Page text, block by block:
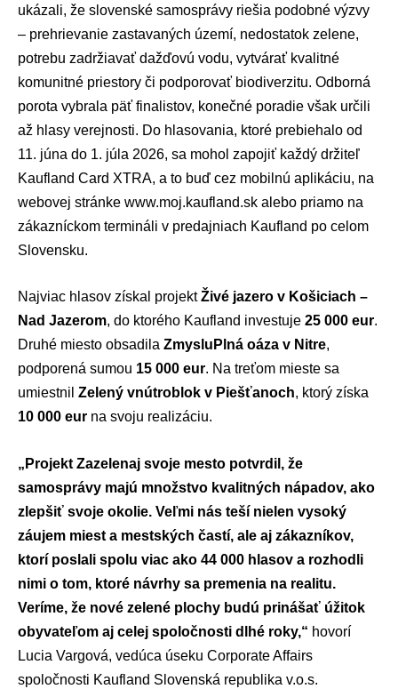
ukázali, že slovenské samosprávy riešia podobné výzvy
– prehrievanie zastavaných území, nedostatok zelene,
potrebu zadržiavať dažďovú vodu, vytvárať kvalitné
komunitné priestory či podporovať biodiverzitu. Odborná
porota vybrala päť finalistov, konečné poradie však určili
až hlasy verejnosti. Do hlasovania, ktoré prebiehalo od
11. júna do 1. júla 2026, sa mohol zapojiť každý držiteľ
Kaufland Card XTRA, a to buď cez mobilnú aplikáciu, na
webovej stránke www.moj.kaufland.sk alebo priamo na
zákazníckom termináli v predajniach Kaufland po celom
Slovensku.
Najviac hlasov získal projektŽivé jazero v Košiciach –
Nad Jazerom, do ktorého Kaufland investuje 25 000 eur.
Druhé miesto obsadila ZmysluPlná oáza v Nitre,
podporená sumou 15 000 eur. Na treťom mieste sa
umiestnil Zelený vnútroblok v Piešťanoch, ktorý získa
10 000 eur na svoju realizáciu.
„Projekt Zazelenaj svoje mesto potvrdil, že
samosprávy majú množstvo kvalitných nápadov, ako
zlepšiť svoje okolie. Veľmi nás teší nielen vysoký
záujem miest a mestských častí, ale aj zákazníkov,
ktorí poslali spolu viac ako 44 000 hlasov a rozhodli
nimi o tom, ktoré návrhy sa premenia na realitu.
Veríme, že nové zelené plochy budú prinášať úžitok
obyvateľom aj celej spoločnosti dlhé roky,“ hovorí
Lucia Vargová, vedúca úseku Corporate Affairs
spoločnosti Kaufland Slovenská republika v.o.s.